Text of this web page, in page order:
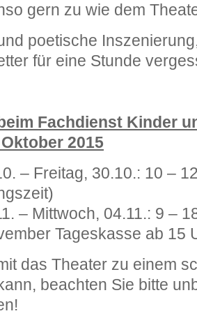
gern zu wie dem
poetische
für eine Stunde
Fachdienst Kinder
2015
– Freitag, 30.10.: 10 –
– Mittwoch, 04.11.: 9 –
Tageskasse ab 15
das Theater zu einem
beachten Sie bitte